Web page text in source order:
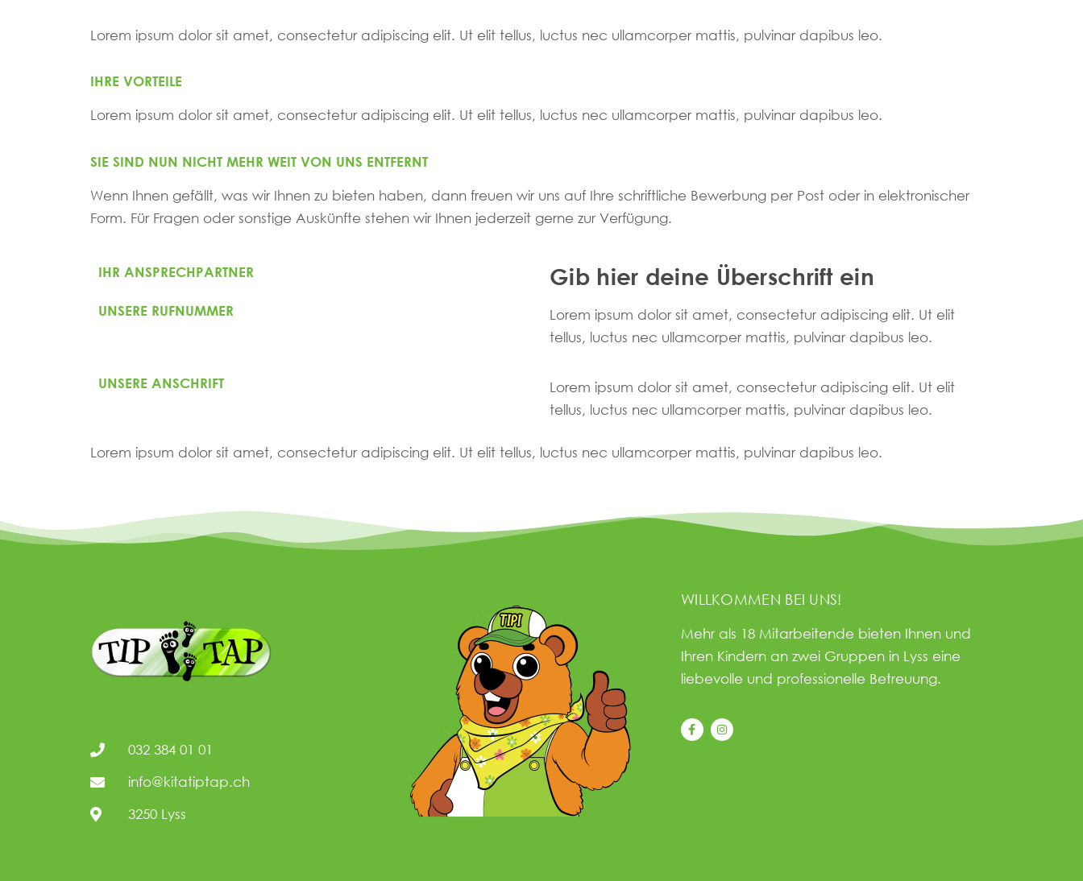
Lorem ipsum dolor sit amet, consectetur adipiscing elit. Ut elit tellus, luctus nec ullamcorper mattis, pulvinar dapibus leo.
IHRE VORTEILE
Lorem ipsum dolor sit amet, consectetur adipiscing elit. Ut elit tellus, luctus nec ullamcorper mattis, pulvinar dapibus leo.
SIE SIND NUN NICHT MEHR WEIT VON UNS ENTFERNT
Wenn Ihnen gefällt, was wir Ihnen zu bieten haben, dann freuen wir uns auf Ihre schriftliche Bewerbung per Post oder in elektronischer
Form. Für Fragen oder sonstige Auskünfte stehen wir Ihnen jederzeit gerne zur Verfügung.
IHR ANSPRECHPARTNER Gib hier deine Überschrift ein
UNSERE RUFNUMMER
Lorem ipsum dolor sit amet, consectetur adipiscing elit. Ut elit
tellus, luctus nec ullamcorper mattis, pulvinar dapibus leo.
UNSERE ANSCHRIFT
Lorem ipsum dolor sit amet, consectetur adipiscing elit. Ut elit
tellus, luctus nec ullamcorper mattis, pulvinar dapibus leo.
Lorem ipsum dolor sit amet, consectetur adipiscing elit. Ut elit tellus, luctus nec ullamcorper mattis, pulvinar dapibus leo.
032 384 01 01
info@kitatiptap.ch
3250 Lyss
WILLKOMMEN BEI UNS!
Mehr als 18 Mitarbeitende bieten Ihnen und
Ihren Kindern an zwei Gruppen in Lyss eine
liebevolle und professionelle Betreuung.